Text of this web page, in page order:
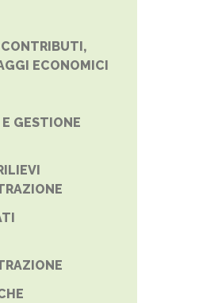
ECONOMICI
GESTIONE